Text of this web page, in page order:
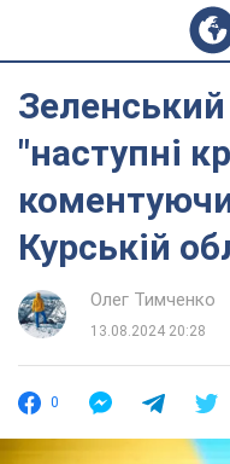
"наступні
Курській
Олег Тимченко
13.08.2024 20:28
0